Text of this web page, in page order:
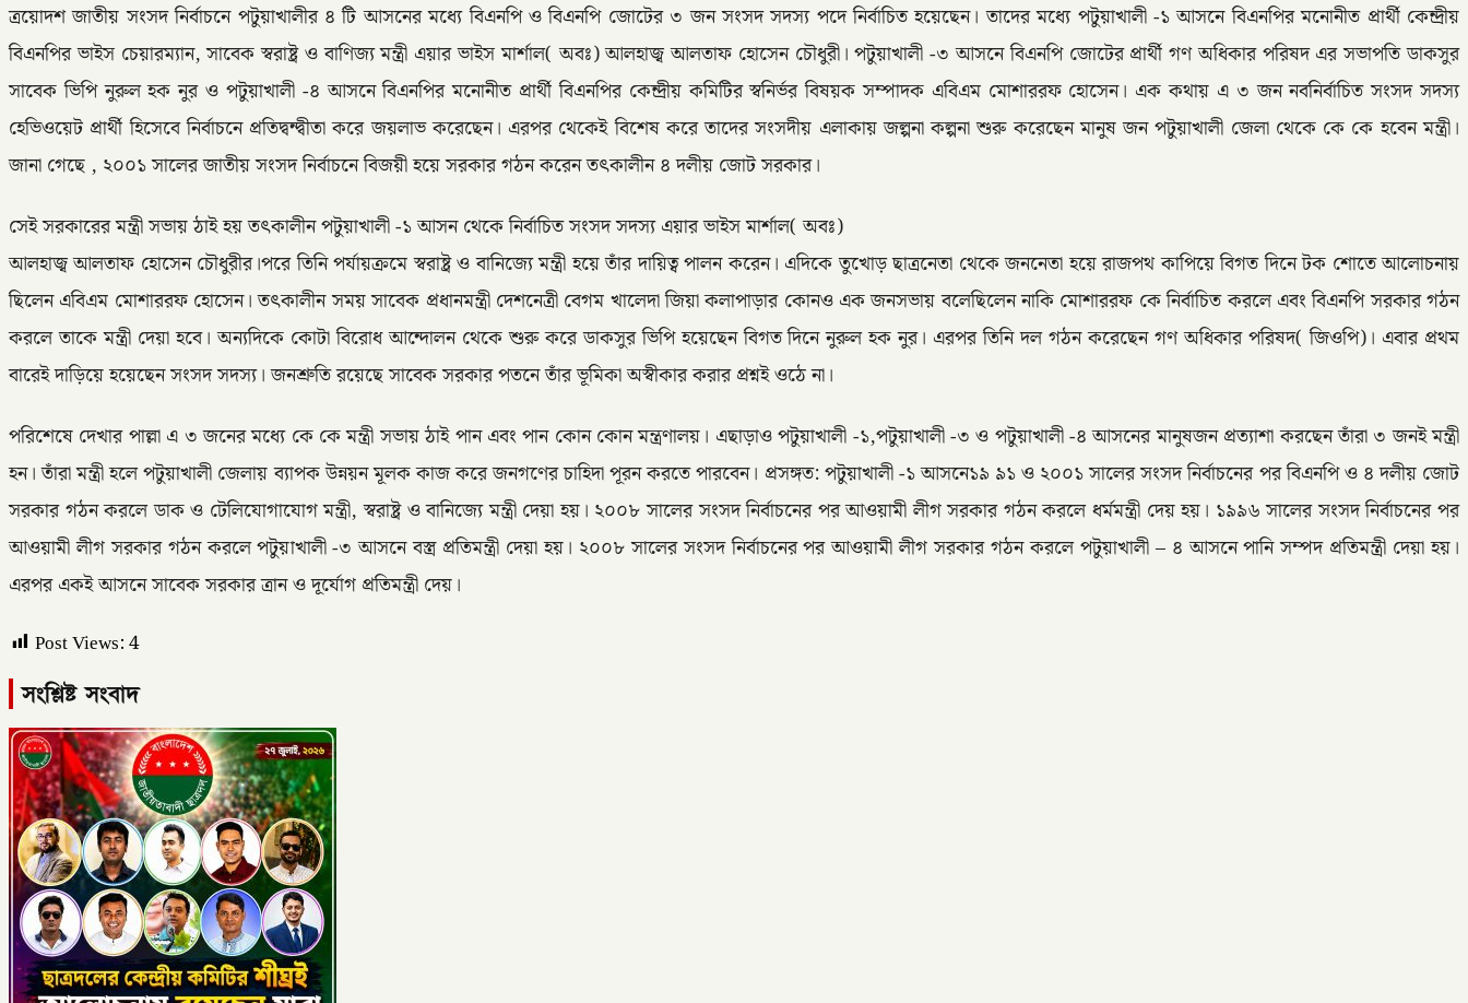
ত্রয়োদশ জাতীয় সংসদ নির্বাচনে পটুয়াখালীর ৪ টি আসনের মধ্যে বিএনপি ও বিএনপি জোটের ৩ জন সংসদ সদস্য পদে নির্বাচিত হয়েছেন। তাদের মধ্যে পটুয়াখালী -১ আসনে বিএনপির মনোনীত প্রার্থী কেন্দ্রীয়
বিএনপির ভাইস চেয়ারম্যান, সাবেক স্বরাষ্ট্র ও বাণিজ্য মন্ত্রী এয়ার ভাইস মার্শাল( অবঃ) আলহাজ্ব আলতাফ হোসেন চৌধুরী। পটুয়াখালী -৩ আসনে বিএনপি জোটের প্রার্থী গণ অধিকার পরিষদ এর সভাপতি ডাকসুর
সাবেক ভিপি নুরুল হক নুর ও পটুয়াখালী -৪ আসনে বিএনপির মনোনীত প্রার্থী বিএনপির কেন্দ্রীয় কমিটির স্বনির্ভর বিষয়ক সম্পাদক এবিএম মোশাররফ হোসেন। এক কথায় এ ৩ জন নবনির্বাচিত সংসদ সদস্য
হেভিওয়েট প্রার্থী হিসেবে নির্বাচনে প্রতিদ্বন্দ্বীতা করে জয়লাভ করেছেন। এরপর থেকেই বিশেষ করে তাদের সংসদীয় এলাকায় জল্পনা কল্পনা শুরু করেছেন মানুষ জন পটুয়াখালী জেলা থেকে কে কে হবেন মন্ত্রী।
জানা গেছে , ২০০১ সালের জাতীয় সংসদ নির্বাচনে বিজয়ী হয়ে সরকার গঠন করেন তৎকালীন ৪ দলীয় জোট সরকার।
সেই সরকারের মন্ত্রী সভায় ঠাই হয় তৎকালীন পটুয়াখালী -১ আসন থেকে নির্বাচিত সংসদ সদস্য এয়ার ভাইস মার্শাল( অবঃ)
আলহাজ্ব আলতাফ হোসেন চৌধুরীর।পরে তিনি পর্যায়ক্রমে স্বরাষ্ট্র ও বানিজ্যে মন্ত্রী হয়ে তাঁর দায়িত্ব পালন করেন। এদিকে তুখোড় ছাত্রনেতা থেকে জননেতা হয়ে রাজপথ কাপিয়ে বিগত দিনে টক শোতে আলোচনায়
ছিলেন এবিএম মোশাররফ হোসেন। তৎকালীন সময় সাবেক প্রধানমন্ত্রী দেশনেত্রী বেগম খালেদা জিয়া কলাপাড়ার কোনও এক জনসভায় বলেছিলেন নাকি মোশাররফ কে নির্বাচিত করলে এবং বিএনপি সরকার গঠন
করলে তাকে মন্ত্রী দেয়া হবে। অন্যদিকে কোটা বিরোধ আন্দোলন থেকে শুরু করে ডাকসুর ভিপি হয়েছেন বিগত দিনে নুরুল হক নুর। এরপর তিনি দল গঠন করেছেন গণ অধিকার পরিষদ( জিওপি)। এবার প্রথম
বারেই দাড়িয়ে হয়েছেন সংসদ সদস্য। জনশ্রুতি রয়েছে সাবেক সরকার পতনে তাঁর ভূমিকা অস্বীকার করার প্রশ্নই ওঠে না।
পরিশেষে দেখার পাল্লা এ ৩ জনের মধ্যে কে কে মন্ত্রী সভায় ঠাই পান এবং পান কোন কোন মন্ত্রণালয়। এছাড়াও পটুয়াখালী -১,পটুয়াখালী -৩ ও পটুয়াখালী -৪ আসনের মানুষজন প্রত্যাশা করছেন তাঁরা ৩ জনই মন্ত্রী
হন। তাঁরা মন্ত্রী হলে পটুয়াখালী জেলায় ব্যাপক উন্নয়ন মূলক কাজ করে জনগণের চাহিদা পূরন করতে পারবেন। প্রসঙ্গত: পটুয়াখালী -১ আসনে১৯ ৯১ ও ২০০১ সালের সংসদ নির্বাচনের পর বিএনপি ও ৪ দলীয় জোট
সরকার গঠন করলে ডাক ও টেলিযোগাযোগ মন্ত্রী, স্বরাষ্ট্র ও বানিজ্যে মন্ত্রী দেয়া হয়। ২০০৮ সালের সংসদ নির্বাচনের পর আওয়ামী লীগ সরকার গঠন করলে ধর্মমন্ত্রী দেয় হয়। ১৯৯৬ সালের সংসদ নির্বাচনের পর
আওয়ামী লীগ সরকার গঠন করলে পটুয়াখালী -৩ আসনে বস্ত্র প্রতিমন্ত্রী দেয়া হয়। ২০০৮ সালের সংসদ নির্বাচনের পর আওয়ামী লীগ সরকার গঠন করলে পটুয়াখালী – ৪ আসনে পানি সম্পদ প্রতিমন্ত্রী দেয়া হয়।
এরপর একই আসনে সাবেক সরকার ত্রান ও দূর্যোগ প্রতিমন্ত্রী দেয়।
Post Views:4
সংশ্লিষ্ট সংবাদ